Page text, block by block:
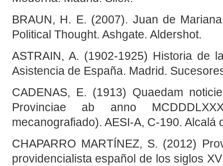
BRAUN, H. E. (2007). Juan de
Political Thought. Ashgate. Aldershot.
ASTRAIN, A. (1902-1925) Historia de
Asistencia de España. Madrid.
CADENAS, E. (1913) Quaedam
Provinciae ab anno
mecanografiado). AESI-A, C-190. Alcalá
CHAPARRO MARTÍNEZ, S. (2012)
providencialista español de los siglos